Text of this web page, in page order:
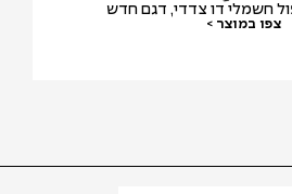
דו צדדי, דגם חדש
במוצר >